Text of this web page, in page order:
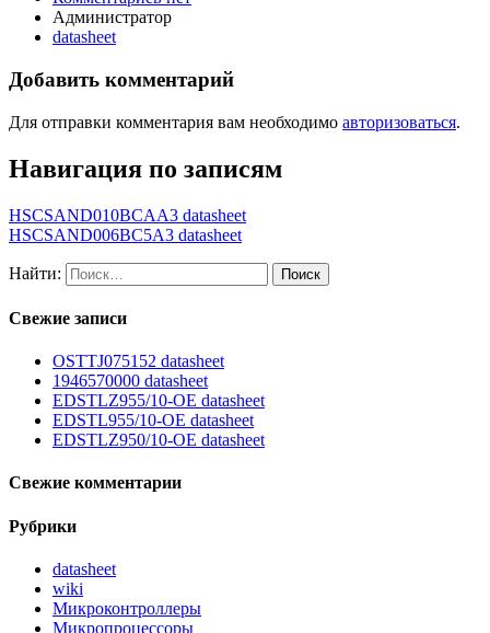
Администратор
datasheet
Добавить комментарий
Для отправки комментария вам необходимо авторизоваться.
Навигация по записям
HSCSAND010BCAA3 datasheet
HSCSAND006BC5A3 datasheet
Найти:
Свежие записи
OSTTJ075152 datasheet
1946570000 datasheet
EDSTLZ955/10-OE datasheet
EDSTL955/10-OE datasheet
EDSTLZ950/10-OE datasheet
Свежие комментарии
Рубрики
datasheet
wiki
Микроконтроллеры
Микропроцессоры